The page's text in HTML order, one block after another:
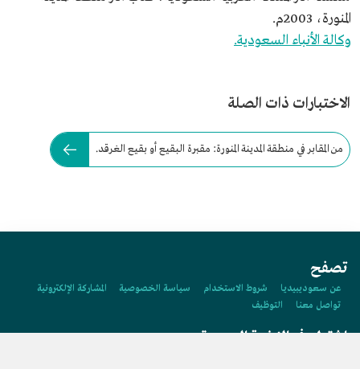
المنورة، 2003م.
وكالة الأنباء السعودية.
الاختبارات ذات الصلة
من المقابر في منطقة المدينة المنورة: مقبرة البقيع أو بقيع الغرقد.
تصفح
عن سعوديبيديا شروط الاستخدام سياسة الخصوصية
المشاركة الإلكترونية
تواصل معنا
التوظيف
اشترك في النشرة البريدية